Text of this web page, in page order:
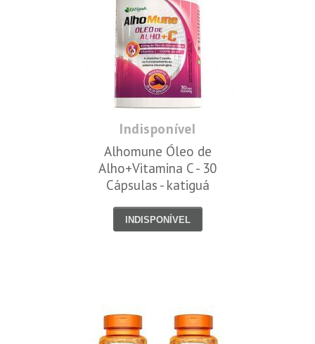
Indisponível
Alhomune Óleo de
Alho+Vitamina C - 30
Cápsulas - katiguá
INDISPONÍVEL